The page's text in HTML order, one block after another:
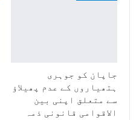
جاپان کو جوہری
ہتھیاروں کے عدم پھیلاؤ
سے متعلق اپنی بین
الاقوامی قانونی ذمہ